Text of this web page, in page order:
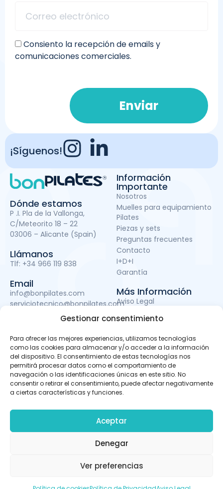
Gestionar consentimiento
Para ofrecer las mejores experiencias, utilizamos tecnologías
como las cookies para almacenar y/o acceder a la información
del dispositivo. El consentimiento de estas tecnologías nos
permitirá procesar datos como el comportamiento de
navegación o las identificaciones únicas en este sitio. No
consentir o retirar el consentimiento, puede afectar negativamente
a ciertas características y funciones.
Aceptar
Denegar
Ver preferencias
Dónde estamos
P .I. Pla de la Vallonga,
C/Meteorito 18 – 22
03006 – Alicante (Spain)
Llámanos
Tlf: +34 966 119 838
Email
info@bonpilates.com
serviciotecnico@bonpilates.com
Información
Importante
Nosotros
Muelles para equipamiento
Pilates
Piezas y sets
Preguntas frecuentes
Contacto
I+D+I
Garantía
Más Información
Aviso Legal
Política de Privacidad
Política de cookies
Subvenciones
Consiento la recepción de emails y
comunicaciones comerciales.
Enviar
¡Síguenos!
BONPILATES S.L. ha sido beneficiaria del Fondo Europeo de
Desarrollo Regional cuyo objetivo es mejorar el uso y la
calidad de las tecnologías de la información y de las
apps móviles, otro de Desarrollo de material promocional
mejora de la competitividad y productividad de la
TICCámaras 2023 de la Cámara de Comercio de Alicante.